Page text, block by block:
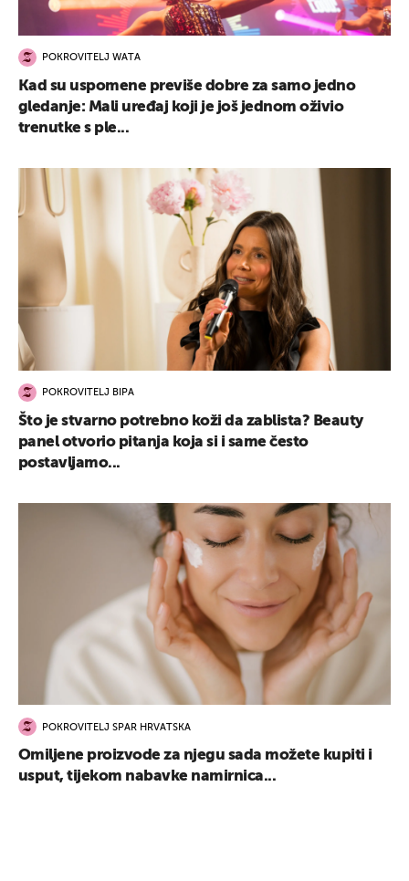
POKROVITELJ WATA
Kad su uspomene previše dobre za samo jedno
gledanje: Mali uređaj koji je još jednom oživio
trenutke s ple...
POKROVITELJ BIPA
Što je stvarno potrebno koži da zablista? Beauty
panel otvorio pitanja koja si i same često
postavljamo...
POKROVITELJ SPAR HRVATSKA
Omiljene proizvode za njegu sada možete kupiti i
usput, tijekom nabavke namirnica...